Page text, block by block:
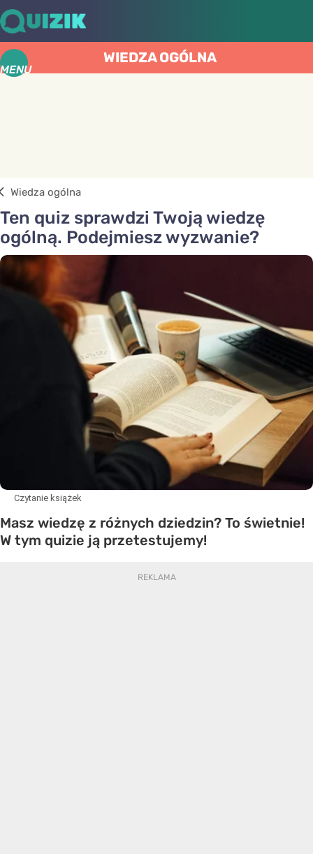
MENU
WIEDZA OGÓLNA
Wiedza ogólna
Ten quiz sprawdzi Twoją wiedzę
ogólną. Podejmiesz wyzwanie?
Czytanie książek
Masz wiedzę z różnych dziedzin? To świetnie!
W tym quizie ją przetestujemy!